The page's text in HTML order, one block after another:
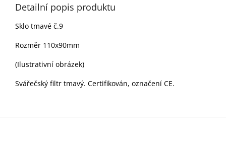
Detailní popis produktu
Sklo tmavé č.9
Rozměr 110x90mm
(Ilustrativní obrázek)
Svářečský filtr tmavý. Certifikován, označení CE.
Z